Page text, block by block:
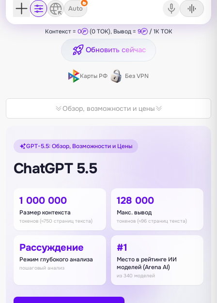
Auto
Контекст = 0 (0 TOK), Вывод = 9 / 1K TOK
Обновить сейчас
Карты РФ Без VPN
Обзор, возможности и цены
GPT-5.5: Обзор, Возможности и Цены
ChatGPT 5.5
1 000 000
Размер контекста
токенов (≈750 страниц текста)
128 000
Макс. вывод
токенов (≈96 страниц текста)
Рассуждение
Режим глубокого анализа
пошаговый анализ
#1
Место в рейтинге ИИ
моделей (Arena AI)
из 340 моделей